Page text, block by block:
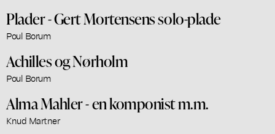
Plader - Gert Mortensens solo-plade
Poul Borum
Achilles og Nørholm
Poul Borum
Alma Mahler - en komponist m.m.
Knud Martner